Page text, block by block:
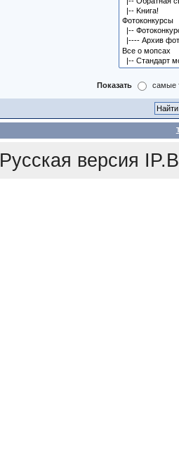
Показать самые
Русская версия